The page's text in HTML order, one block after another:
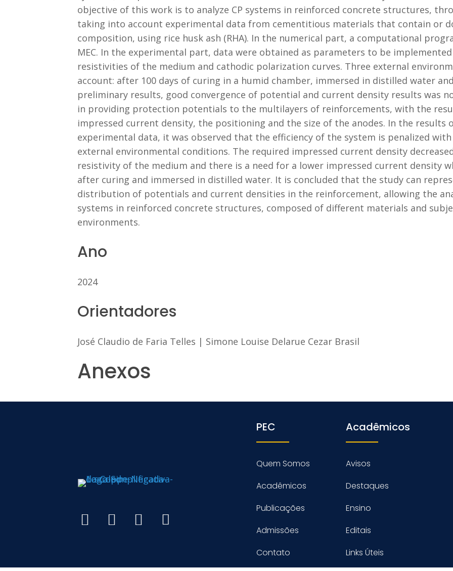
objective of this work is to analyze CP systems in reinforced concrete structures,
taking into account experimental data from cementitious materials that contain or
composition, using rice husk ash (RHA). In the numerical part, a computational
MEC. In the experimental part, data were obtained as parameters to be
resistivities of the medium and cathodic polarization curves. Three external
account: after 100 days of curing in a humid chamber, immersed in distilled water
preliminary results, good convergence of potential and current density results was
in providing protection potentials to the multilayers of reinforcements, with the
impressed current density, the positioning and the size of the anodes. In the results
experimental data, it was observed that the efficiency of the system is penalized
external environmental conditions. The required impressed current density
resistivity of the medium and there is a need for a lower impressed current density
after curing and immersed in distilled water. It is concluded that the study can
distribution of potentials and current densities in the reinforcement, allowing the
systems in reinforced concrete structures, composed of different materials and
environments.
Ano
2024
Orientadores
José Claudio de Faria Telles | Simone Louise Delarue Cezar Brasil
Anexos
PEC
Quem Somos
Acadêmicos
Publicações
Admissões
Contato
Acadêmicos
Avisos
Destaques
Ensino
Editais
Links Úteis